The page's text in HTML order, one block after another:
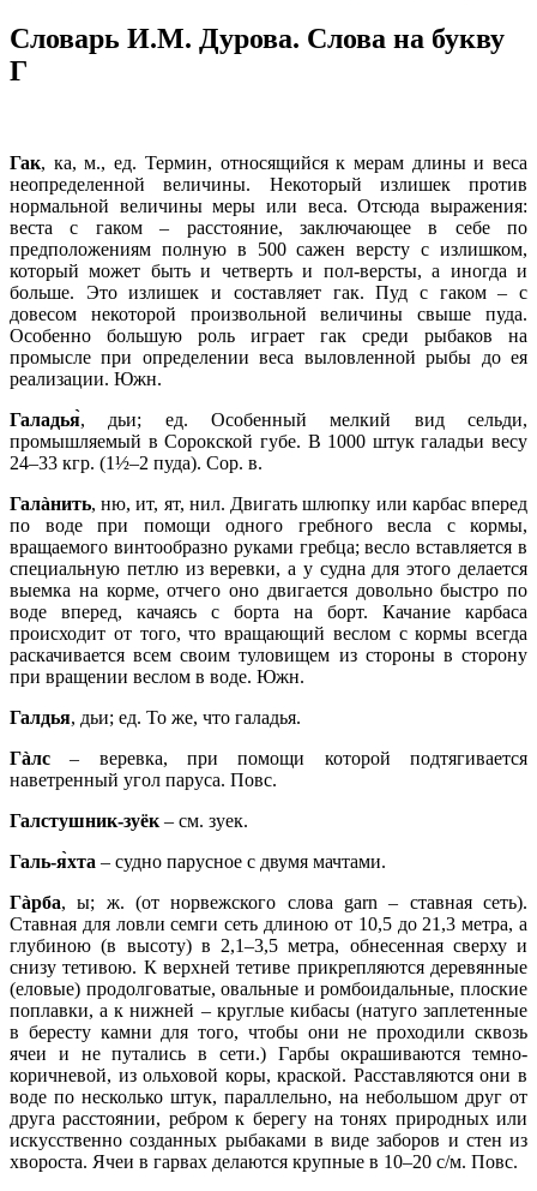
Словарь И.М. Дурова. Слова на букву
Г
Гак, ка, м., ед. Термин, относящийся к мерам длины и веса
неопределенной величины. Некоторый излишек против
нормальной величины меры или веса. Отсюда выражения:
веста с гаком – расстояние, заключающее в себе по
предположениям полную в 500 сажен версту с излишком,
который может быть и четверть и пол-версты, а иногда и
больше. Это излишек и составляет гак. Пуд с гаком – с
довесом некоторой произвольной величины свыше пуда.
Особенно большую роль играет гак среди рыбаков на
промысле при определении веса выловленной рыбы до ея
реализации. Южн.
Галадья̀, дьи; ед. Особенный мелкий вид сельди,
промышляемый в Сорокской губе. В 1000 штук галадьи весу
24–33 кгр. (1½–2 пуда). Сор. в.
Галàнить, ню, ит, ят, нил. Двигать шлюпку или карбас вперед
по воде при помощи одного гребного весла с кормы,
вращаемого винтообразно руками гребца; весло вставляется в
специальную петлю из веревки, а у судна для этого делается
выемка на корме, отчего оно двигается довольно быстро по
воде вперед, качаясь с борта на борт. Качание карбаса
происходит от того, что вращающий веслом с кормы всегда
раскачивается всем своим туловищем из стороны в сторону
при вращении веслом в воде. Южн.
Галдья, дьи; ед. То же, что галадья.
Гàлс – веревка, при помощи которой подтягивается
наветренный угол паруса. Повс.
Галстушник-зуёк – см. зуек.
Галь-я̀хта – судно парусное с двумя мачтами.
Гàрба, ы; ж. (от норвежского слова garn – ставная сеть).
Ставная для ловли семги сеть длиною от 10,5 до 21,3 метра, а
глубиною (в высоту) в 2,1–3,5 метра, обнесенная сверху и
снизу тетивою. К верхней тетиве прикрепляются деревянные
(еловые) продолговатые, овальные и ромбоидальные, плоские
поплавки, а к нижней – круглые кибасы (натуго заплетенные
в бересту камни для того, чтобы они не проходили сквозь
ячеи и не путались в сети.) Гарбы окрашиваются темно-
коричневой, из ольховой коры, краской. Расставляются они в
воде по несколько штук, параллельно, на небольшом друг от
друга расстоянии, ребром к берегу на тонях природных или
искусственно созданных рыбаками в виде заборов и стен из
хвороста. Ячеи в гарвах делаются крупные в 10–20 с/м. Повс.